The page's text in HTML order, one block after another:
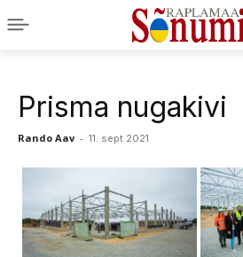
Prisma nugakivi
Rando Aav - 11. sept 2021